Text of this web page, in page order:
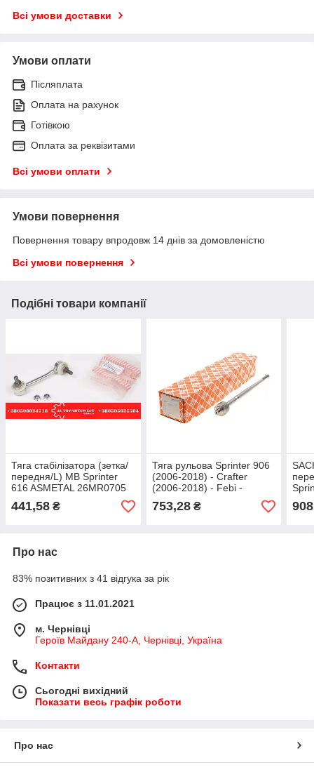
Всі умови доставки
Умови оплати
Післяплата
Оплата на рахунок
Готівкою
Оплата за реквізитами
Всі умови оплати
Умови повернення
Повернення товару впродовж 14 днів за домовленістю
Всі умови повернення
Подібні товари компанії
Тяга стабілізатора (зетка/
передня/L) MB Sprinter
616 ASMETAL 26MR0705
441,58 ₴
Тяга рульова Sprinter 906
(2006-2018) - Crafter
(2006-2018) - Febi -
Німеччина - 30706
753,28₴
Про нас
83% позитивних з 41 відгука за рік
Працює з 11.01.2021
м. Чернівці
Героїв Майдану 240-А, Чернівці, Україна
Контакти
Сьогодні вихідний
Показати весь графік роботи
Про нас